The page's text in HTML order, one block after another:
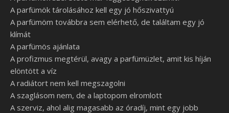
A parfümök tárolásához kell egy jó hőszivattyú
A parfümöm továbbra sem elérhető, de találtam egy jó
klímát
A parfümös ajánlata
A profizmus megtérül, avagy a parfümüzlet, amit kis híján
elöntött a víz
A radiátort nem kell megszagolni
A szaglásom nem, de a laptopom elromlott
A szerviz, ahol alig magasabb az óradíj, mint egy jobb